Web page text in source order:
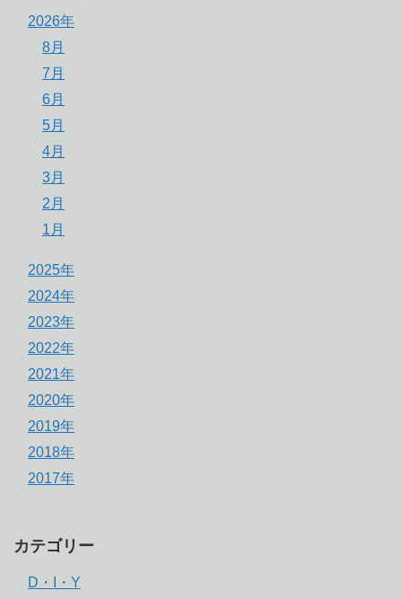
2026年
8月
7月
6月
5月
4月
3月
2月
1月
2025年
2024年
2023年
2022年
2021年
2020年
2019年
2018年
2017年
カテゴリー
D・I・Y